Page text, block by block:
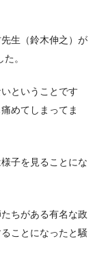
生（鈴木伸之）が
。
ということです
めてしまってま
子を見ることにな
ちがある有名な政
ことになったと騒